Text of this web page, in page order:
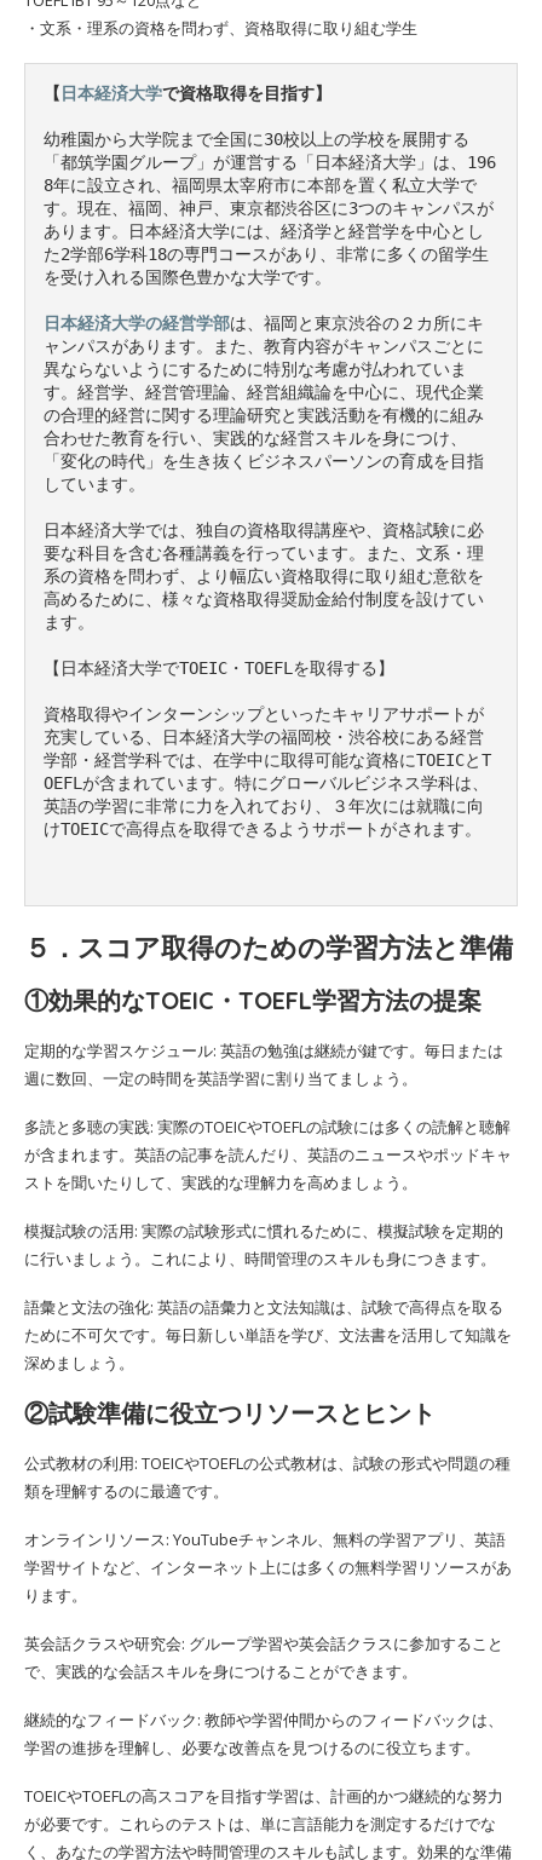
・文系・理系の資格を問わず、資格取得に取り組む学生
【 日本経済大学で資格取得を目指す】
幼稚園から大学院まで全国に30校以上の学校を展開する
「都筑学園グループ」が運営する「日本経済大学」は、196
8年に設立され、福岡県太宰府市に本部を置く私立大学で
す。現在、福岡、神戸、東京都渋谷区に3つのキャンパスが
あります。日本経済大学には、経済学と経営学を中心とし
た2学部6学科18の専門コースがあり、非常に多くの留学生
を受け入れる国際色豊かな大学です。
日本経済大学の経営学部は、福岡と東京渋谷の２カ所にキ
ャンパスがあります。また、教育内容がキャンパスごとに
異ならないようにするために特別な考慮が払われていま
す。経営学、経営管理論、経営組織論を中心に、現代企業
の合理的経営に関する理論研究と実践活動を有機的に組み
合わせた教育を行い、実践的な経営スキルを身につけ、
「変化の時代」を生き抜くビジネスパーソンの育成を目指
しています。
日本経済大学では、独自の資格取得講座や、資格試験に必
要な科目を含む各種講義を行っています。また、文系・理
系の資格を問わず、より幅広い資格取得に取り組む意欲を
高めるために、様々な資格取得奨励金給付制度を設けてい
ます。
【日本経済大学でTOEIC・TOEFLを取得する】
資格取得やインターンシップといったキャリアサポートが
充実している、日本経済大学の福岡校・渋谷校にある経営
学部・経営学科では、在学中に取得可能な資格にTOEICとT
OEFLが含まれています。特にグローバルビジネス学科は、
英語の学習に非常に力を入れており、３年次には就職に向
けTOEICで高得点を取得できるようサポートがされます。
５．スコア取得のための学習方法と準備
①効果的なTOEIC・TOEFL学習方法の提案
定期的な学習スケジュール: 英語の勉強は継続が鍵です。毎日または
週に数回、一定の時間を英語学習に割り当てましょう。
多読と多聴の実践: 実際のTOEICやTOEFLの試験には多くの読解と聴解
が含まれます。英語の記事を読んだり、英語のニュースやポッドキャ
ストを聞いたりして、実践的な理解力を高めましょう。
模擬試験の活用: 実際の試験形式に慣れるために、模擬試験を定期的
に行いましょう。これにより、時間管理のスキルも身につきます。
語彙と文法の強化: 英語の語彙力と文法知識は、試験で高得点を取る
ために不可欠です。毎日新しい単語を学び、文法書を活用して知識を
深めましょう。
②試験準備に役立つリソースとヒント
公式教材の利用: TOEICやTOEFLの公式教材は、試験の形式や問題の種
類を理解するのに最適です。
オンラインリソース: YouTubeチャンネル、無料の学習アプリ、英語
学習サイトなど、インターネット上には多くの無料学習リソースがあ
ります。
英会話クラスや研究会: グループ学習や英会話クラスに参加すること
で、実践的な会話スキルを身につけることができます。
継続的なフィードバック: 教師や学習仲間からのフィードバックは、
学習の進捗を理解し、必要な改善点を見つけるのに役立ちます。
TOEICやTOEFLの高スコアを目指す学習は、計画的かつ継続的な努力
が必要です。これらのテストは、単に言語能力を測定するだけでな
く、あなたの学習方法や時間管理のスキルも試します。効果的な準備